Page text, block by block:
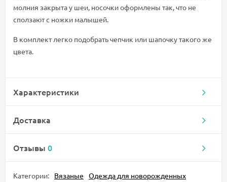
молния закрыта у шеи, носочки оформлены так, что не
сползают с ножки малышей.
В комплект легко подобрать чепчик или шапочку такого же
цвета.
Характеристики
Доставка
Отзывы 0
Категории: Вязаные
Одежда для новорожденных